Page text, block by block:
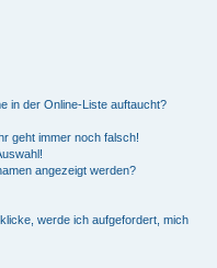
in der Online-Liste auftaucht?
geht immer noch falsch!
angezeigt werden?
werde ich aufgefordert, mich